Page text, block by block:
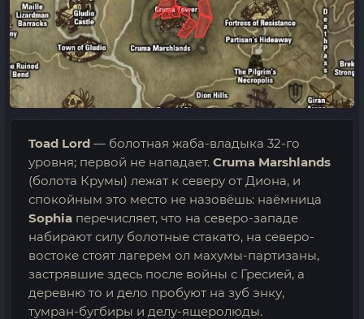
Toad Lord — болотная жаба-владыка 32-го
уровня; первой не нападает. Cruma Marshlands
(болота Крумы) лежат к северу от Диона, и
спокойным это место не назовёшь: наёмница
Sophia перечисляет, что на северо-западе
набирают силу болотные стакато, на северо-
востоке стоят лагерем ол махумы-партизаны,
застрявшие здесь после войны с Гресией, а
деревню то и дело пробуют на зуб энку,
тумран-бугбиры и делу-ящеролюды.